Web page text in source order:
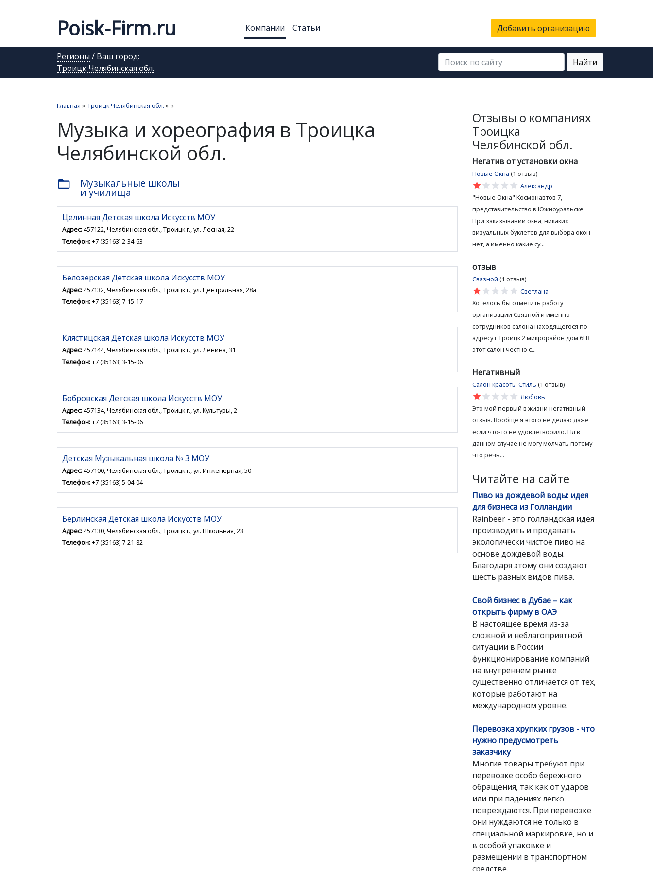
Poisk-Firm.ru Компании Статьи Добавить организацию
Регионы / Ваш город:
Троицк Челябинская обл.
Найти
Главная » Троицк Челябинская обл. » »
Музыка и хореография в Троицка
Челябинской обл.
folder_open Музыкальные школы
и училища
Целинная Детская школа Искусств МОУ
Адрес:457122, Челябинская обл., Троицк г., ул. Лесная, 22
Телефон:+7 (35163) 2-34-63
Белозерская Детская школа Искусств МОУ
Адрес:457132, Челябинская обл., Троицк г., ул. Центральная, 28а
Телефон:+7 (35163) 7-15-17
Клястицская Детская школа Искусств МОУ
Адрес:457144, Челябинская обл., Троицк г., ул. Ленина, 31
Телефон:+7 (35163) 3-15-06
Бобровская Детская школа Искусств МОУ
Адрес:457134, Челябинская обл., Троицк г., ул. Культуры, 2
Телефон:+7 (35163) 3-15-06
Детская Музыкальная школа № 3 МОУ
Адрес:457100, Челябинская обл., Троицк г., ул. Инженерная, 50
Телефон:+7 (35163) 5-04-04
Берлинская Детская школа Искусств МОУ
Адрес:457130, Челябинская обл., Троицк г., ул. Школьная, 23
Телефон:+7 (35163) 7-21-82
Отзывы о компаниях
Троицка
Челябинской обл.
Негатив от установки окна
Новые Окна (1 отзыв)
star
star
star
star
star
Александр
"Новые Окна" Космонавтов 7,
представительство в Южноуральске.
При заказывании окна, никаких
визуальных буклетов для выбора окон
нет, а именно какие су...
отзыв
Связной (1 отзыв)
star
star
star
star
star
Светлана
Хотелось бы отметить работу
организации Связной и именно
сотрудников салона находящегося по
адресу г Троицк 2 микрорайон дом 6! В
этот салон честно с...
Негативный
Салон красоты Стиль (1 отзыв)
star
star
star
star
star
Любовь
Это мой первый в жизни негативный
отзыв. Вообще я этого не делаю даже
если что-то не удовлетворило. Нл в
данном случае не могу молчать потому
что речь...
Читайте на сайте
Пиво из дождевой воды: идея
для бизнеса из Голландии
Rainbeer - это голландская идея
производить и продавать
экологически чистое пиво на
основе дождевой воды.
Благодаря этому они создают
шесть разных видов пива.
Свой бизнес в Дубае – как
открыть фирму в ОАЭ
В настоящее время из-за
сложной и неблагоприятной
ситуации в России
функционирование компаний
на внутреннем рынке
существенно отличается от тех,
которые работают на
международном уровне.
Перевозка хрупких грузов - что
нужно предусмотреть
заказчику
Многие товары требуют при
перевозке особо бережного
обращения, так как от ударов
или при падениях легко
повреждаются. При перевозке
они нуждаются не только в
специальной маркировке, но и
в особой упаковке и
размещении в транспортном
средстве.